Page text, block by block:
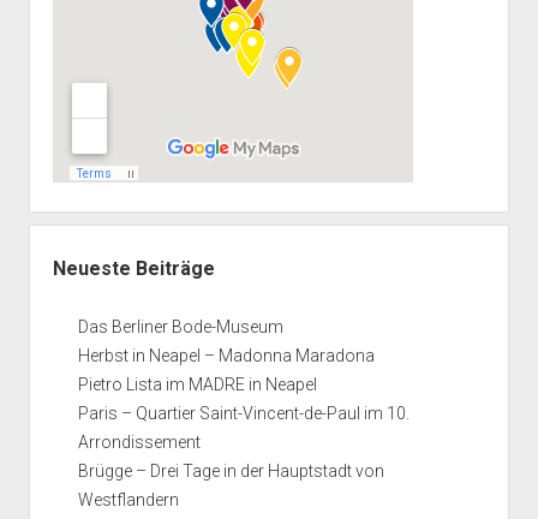
Neueste Beiträge
Das Berliner Bode-Museum
Herbst in Neapel – Madonna Maradona
Pietro Lista im MADRE in Neapel
Paris – Quartier Saint-Vincent-de-Paul im 10.
Arrondissement
Brügge – Drei Tage in der Hauptstadt von
Westflandern